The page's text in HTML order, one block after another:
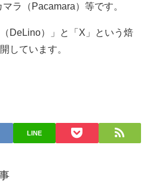
ラ（Pacamara）等です。
DeLino）」と「X」という焙
しています。
LINE